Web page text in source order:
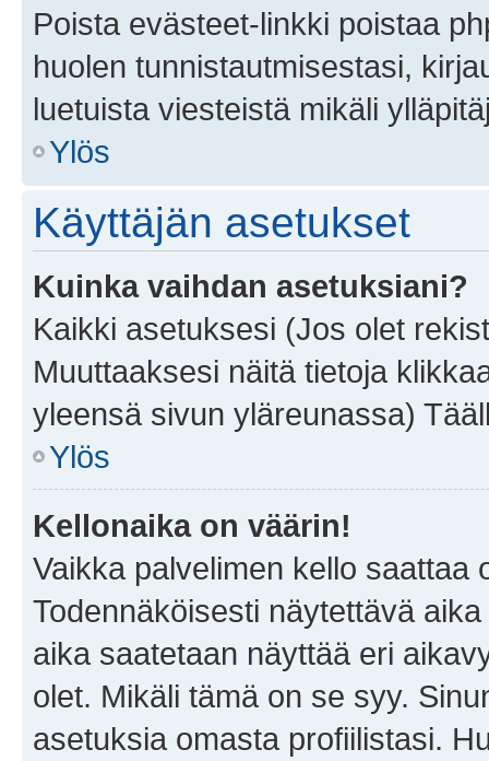
Poista evästeet-linkki poistaa
huolen tunnistautmisestasi,
luetuista viesteistä mikäli
Ylös
Käyttäjän asetukset
Kuinka vaihdan asetuksiani?
Kaikki asetuksesi (Jos olet
Muuttaaksesi näitä tietoja
yleensä sivun yläreunassa)
Ylös
Kellonaika on väärin!
Vaikka palvelimen kello saattaa
Todennäköisesti näytettävä
aika saatetaan näyttää eri
olet. Mikäli tämä on se syy.
asetuksia omasta profiilistasi.